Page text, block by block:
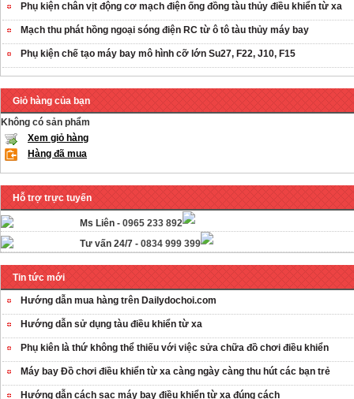
Phụ kiện chân vịt động cơ mạch điện ống đồng tàu thủy điều khiển từ xa
Mạch thu phát hồng ngoại sóng điện RC từ ô tô tàu thủy máy bay
Phụ kiện chế tạo máy bay mô hình cỡ lớn Su27, F22, J10, F15
Giỏ hàng của bạn
Không có sản phẩm
Xem giỏ hàng
Hàng đã mua
Hỗ trợ trực tuyến
Ms Liên - 0965 233 892
Tư vấn 24/7 - 0834 999 399
Tin tức mới
Hướng dẫn mua hàng trên Dailydochoi.com
Hướng dẫn sử dụng tàu điều khiển từ xa
Phụ kiên là thứ không thể thiếu với việc sửa chữa đồ chơi điều khiển
Máy bay Đồ chơi điều khiển từ xa càng ngày càng thu hút các bạn trẻ
Hướng dẫn cách sạc máy bay điều khiển từ xa đúng cách